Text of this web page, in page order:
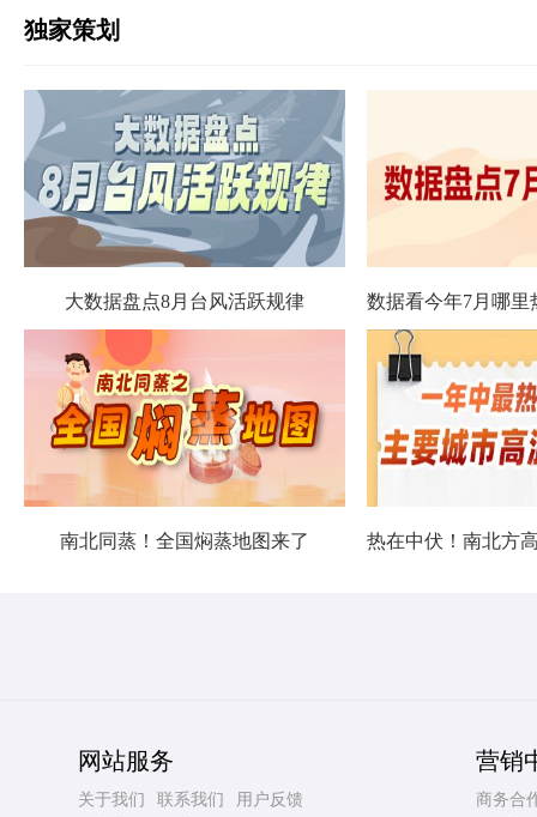
独家策划
大数据盘点8月台风活跃规律
南北同蒸！全国焖蒸地图来了
网站服务
关于我们 联系我们
用户反馈
营销
商务合